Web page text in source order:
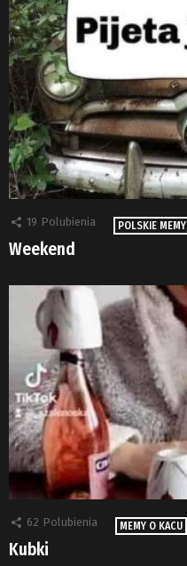
19 Polubienia POLSKIE MEMY
Weekend
62 Polubienia MEMY O KACU
Kubki